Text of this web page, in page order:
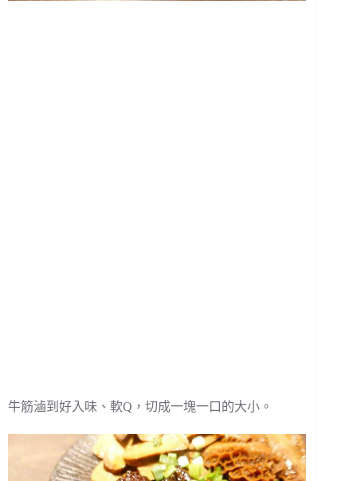
牛筋滷到好入味、軟Q，切成一塊一口的大小。